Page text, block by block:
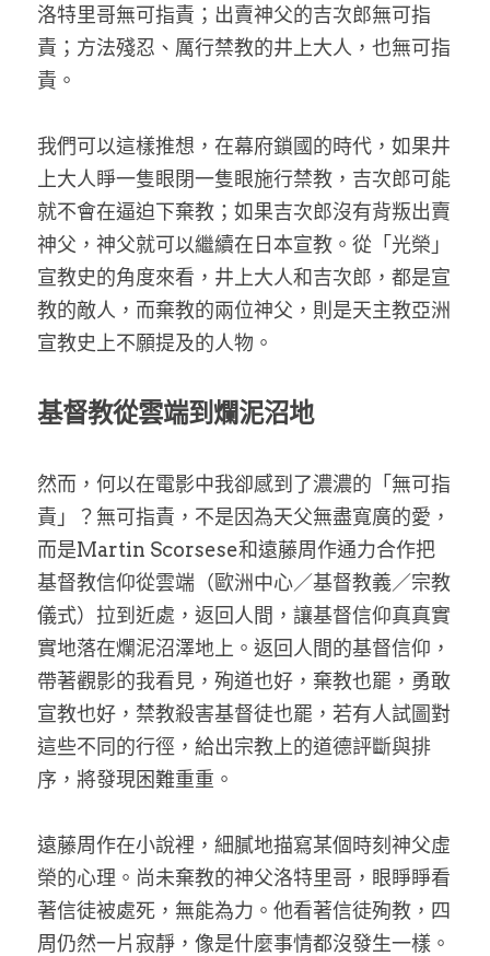
洛特里哥無可指責；出賣神父的吉次郎無可指
責；方法殘忍、厲行禁教的井上大人，也無可指
責。
我們可以這樣推想，在幕府鎖國的時代，如果井
上大人睜一隻眼閉一隻眼施行禁教，吉次郎可能
就不會在逼迫下棄教；如果吉次郎沒有背叛出賣
神父，神父就可以繼續在日本宣教。從「光榮」
宣教史的角度來看，井上大人和吉次郎，都是宣
教的敵人，而棄教的兩位神父，則是天主教亞洲
宣教史上不願提及的人物。
基督教從雲端到爛泥沼地
然而，何以在電影中我卻感到了濃濃的「無可指
責」？無可指責，不是因為天父無盡寬廣的愛，
而是Martin Scorsese和遠藤周作通力合作把
基督教信仰從雲端（歐洲中心／基督教義／宗教
儀式）拉到近處，返回人間，讓基督信仰真真實
實地落在爛泥沼澤地上。返回人間的基督信仰，
帶著觀影的我看見，殉道也好，棄教也罷，勇敢
宣教也好，禁教殺害基督徒也罷，若有人試圖對
這些不同的行徑，給出宗教上的道德評斷與排
序，將發現困難重重。
遠藤周作在小說裡，細膩地描寫某個時刻神父虛
榮的心理。尚未棄教的神父洛特里哥，眼睜睜看
著信徒被處死，無能為力。他看著信徒殉教，四
周仍然一片寂靜，像是什麼事情都沒發生一樣。